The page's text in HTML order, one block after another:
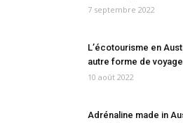
7 septembre 2022
L’écotourisme en
autre forme de voyage
10 août 2022
Adrénaline made in